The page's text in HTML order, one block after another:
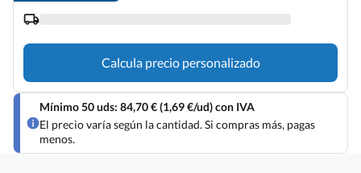
Calcula precio personalizado
Mínimo 50 uds: 84,70 € (1,69 €/ud) con IVA
El precio varía según la cantidad. Si compras más, pagas
menos.